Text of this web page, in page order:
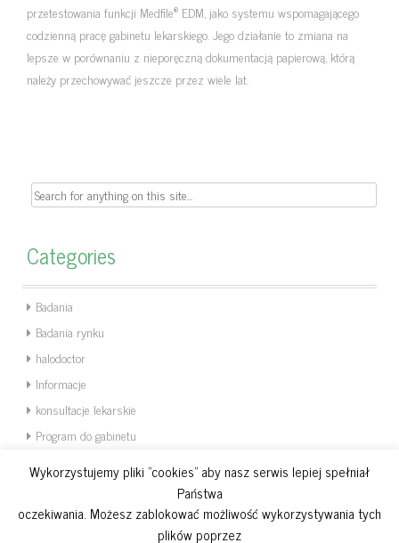
przetestowania funkcji Medfile® EDM, jako systemu wspomagającego
codzienną pracę gabinetu lekarskiego. Jego działanie to zmiana na
lepsze w porównaniu z nieporęczną dokumentacją papierową, którą
należy przechowywać jeszcze przez wiele lat.
Search
Categories
Badania
Badania rynku
halodoctor
Informacje
konsultacje lekarskie
Program do gabinetu
Uncategorized
Weterynarz
Wykorzystujemy pliki "cookies" aby nasz serwis lepiej spełniał
Państwa
oczekiwania. Możesz zablokować możliwość wykorzystywania tych
plików poprzez